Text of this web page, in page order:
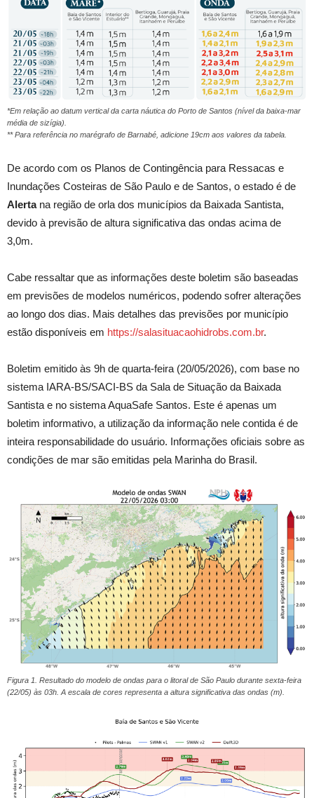
*Em relação ao datum vertical da carta náutica do Porto de Santos (nível da baixa-mar
média de sizígia).
** Para referência no marégrafo de Barnabé, adicione 19cm aos valores da tabela.
De acordo com os Planos de Contingência para Ressacas e
Inundações Costeiras de São Paulo e de Santos, o estado é de
Alertana região de orla dos municípios da Baixada Santista,
devido à previsão de altura significativa das ondas acima de
3,0m.
Cabe ressaltar que as informações deste boletim são baseadas
em previsões de modelos numéricos, podendo sofrer alterações
ao longo dos dias. Mais detalhes das previsões por município
estão disponíveis em https://salasituacaohidrobs.com.br.
Boletim emitido às 9h de quarta-feira (20/05/2026), com base no
sistema IARA-BS/SACI-BS da Sala de Situação da Baixada
Santista e no sistema AquaSafe Santos. Este é apenas um
boletim informativo, a utilização da informação nele contida é de
inteira responsabilidade do usuário. Informações oficiais sobre as
condições de mar são emitidas pela Marinha do Brasil.
Figura 1. Resultado do modelo de ondas para o litoral de São Paulo durante sexta-feira
(22/05) às 03h. A escala de cores representa a altura significativa das ondas (m).